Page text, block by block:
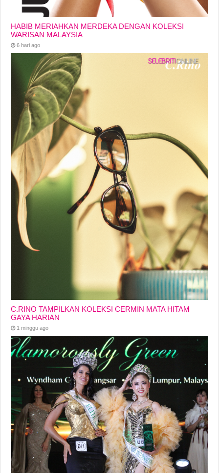
HABIB MERIAHKAN MERDEKA DENGAN KOLEKSI
WARISAN MALAYSIA
6 hari ago
C.RINO TAMPILKAN KOLEKSI CERMIN MATA HITAM
GAYA HARIAN
1 minggu ago